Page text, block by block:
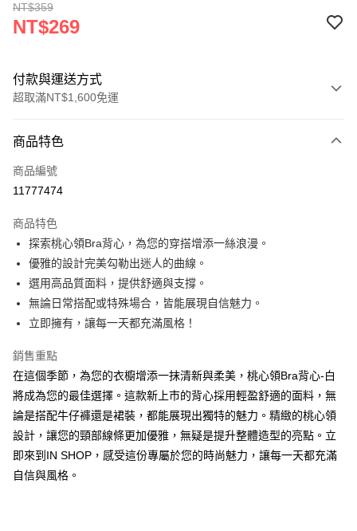
NT$359
NT$269
付款與運送方式
超取滿NT$1,600免運
信用卡一次付款
超商取貨付款
Apple Pay
街口支付
Google Pay
大哥付你分期
相關說明
1.本服務由台灣大哥大提供，台灣大哥大用戶可立即使用無須另外申請。
2.付款方式選擇「大哥付你分期」，訂單成立後會自動跳轉到大哥付的交易
流程，驗證手機門號後，選擇欲分期的期數、繳款截止日，確認付款後即完
成交易。
3.實際核准額度、可分期數及費用金額請依後續交易確認頁面所載為準。
4.訂單成立30分鐘內，如未前往確認交易或遇審核未通過，訂單將自動取
法說明評估內容。
AFTEE先享後付
相關說明
【關於「AFTEE先享後付」】
AFTEE先享後付是「在收到商品之後才付款」的支付方式。 讓您購物簡單
便利好安心！
１．簡單：不需註冊會員、不需綁卡、不需儲值。
２．便利：只要手機號碼，簡訊認證，即可結帳。
商品特色
商品編號
11777474
商品特色
探索桃心領Bra背心，為您的穿搭增添一絲浪漫。
優雅的設計完美勾勒出迷人的曲線。
選用高品質面料，提供舒適與支撐。
無論日常搭配或特殊場合，皆能展現自信魅力。
立即擁有，讓每一天都充滿風格！
銷售重點
在這個季節，為您的衣櫥增添一抹清新與柔美，桃心領Bra背心-白
將成為您的最佳選擇。這款新上市的背心採用輕盈舒適的面料，無
論是搭配牛仔褲還是裙裝，都能展現出獨特的魅力。精緻的桃心領
設計，讓您的頸部線條更加優雅，無疑是提升整體造型的亮點。立
即來到IN SHOP，感受這份專屬於您的時尚魅力，讓每一天都充滿
自信與風格。